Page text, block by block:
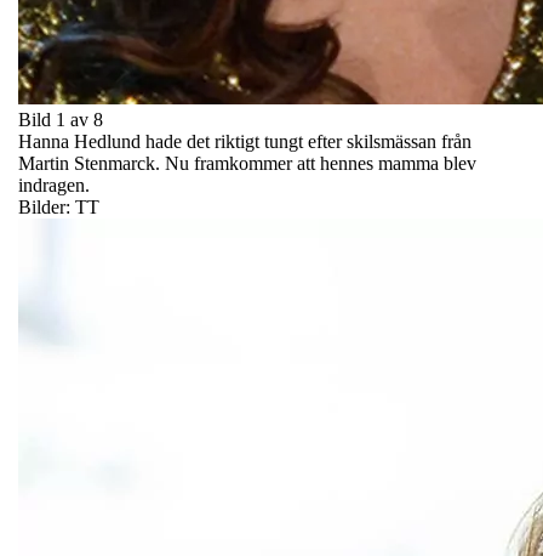
Bild 1 av 8
Hanna Hedlund hade det riktigt tungt efter skilsmässan från
Martin Stenmarck. Nu framkommer att hennes mamma blev
indragen.
Bilder: TT